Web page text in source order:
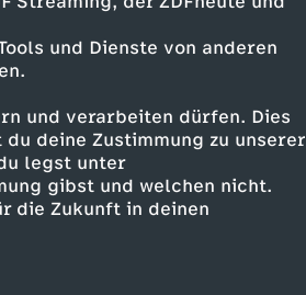
und Dienste von anderen
und verarbeiten dürfen. Dies
deine Zustimmung zu unserer
legst unter
gibst und welchen nicht.
die Zukunft in deinen